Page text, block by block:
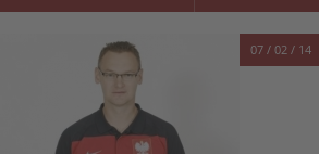
07 / 02 / 14